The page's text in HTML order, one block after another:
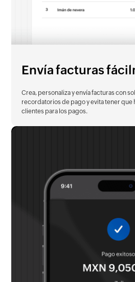
Envía facturas
Crea, personaliza y envía facturas con
recordatorios de pago y evita tener que
clientes para los pagos.